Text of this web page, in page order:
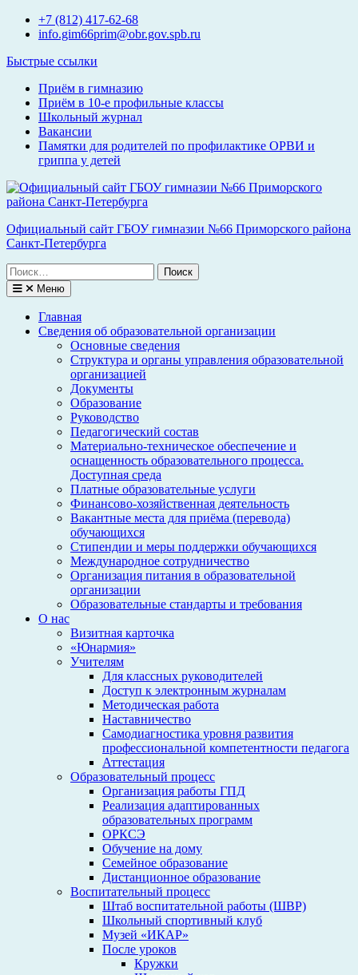
Перейти+7 (812) 417-62-68
info.gim66prim@obr.gov.spb.ru
Быстрые ссылки
Приём в гимназию
Приём в 10-е профильные классы
Школьный журнал
Вакансии
Памятки для родителей по профилактике ОРВИ и
гриппа у детей
Официальный сайт ГБОУ гимназии №66 Приморского района
Санкт-Петербурга
Поиск
по:
Меню
Главная
Сведения об образовательной организации
Основные сведения
Структура и органы управления образовательной
организацией
Документы
Образование
Руководство
Педагогический состав
Материально-техническое обеспечение и
оснащенность образовательного процесса.
Доступная среда
Платные образовательные услуги
Финансово-хозяйственная деятельность
Вакантные места для приёма (перевода)
обучающихся
Стипендии и меры поддержки обучающихся
Международное сотрудничество
Организация питания в образовательной
организации
Образовательные стандарты и требования
О нас
Визитная карточка
«Юнармия»
Учителям
Для классных руководителей
Доступ к электронным журналам
Методическая работа
Наставничество
Самодиагностика уровня развития
профессиональной компетентности педагога
Аттестация
Образовательный процесс
Организация работы ГПД
Реализация адаптированных
образовательных программ
ОРКСЭ
Обучение на дому
Семейное образование
Дистанционное образование
Воспитательный процесс
Штаб воспитательной работы (ШВР)
Школьный спортивный клуб
Музей «ИКАР»
После уроков
Кружки